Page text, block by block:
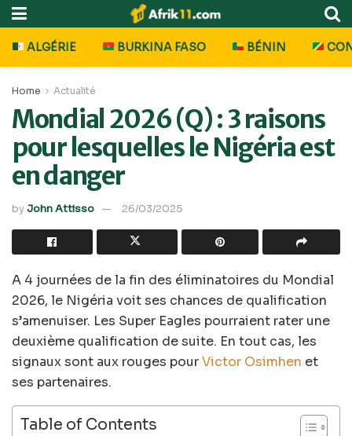
ALGÉRIE BURKINA FASO BÉNIN
Home Actualité
Mondial 2026 (Q) : 3 raisons
pour lesquelles le Nigéria est
en danger
byJohn Attisso 26/03/2025
A 4 journées de la fin des éliminatoires du Mondial
2026, le Nigéria voit ses chances de qualification
s’amenuiser. Les Super Eagles pourraient rater une
deuxième qualification de suite. En tout cas, les
signaux sont aux rouges pourVictor Osimhen et
ses partenaires.
Table of Contents